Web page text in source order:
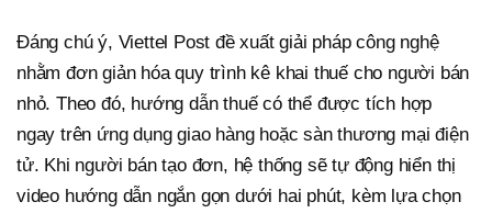
Đáng chú ý, Viettel Post đề xuất giải pháp công nghệ
nhằm đơn giản hóa quy trình kê khai thuế cho người bán
nhỏ. Theo đó, hướng dẫn thuế có thể được tích hợp
ngay trên ứng dụng giao hàng hoặc sàn thương mại điện
tử. Khi người bán tạo đơn, hệ thống sẽ tự động hiển thị
video hướng dẫn ngắn gọn dưới hai phút, kèm lựa chọn